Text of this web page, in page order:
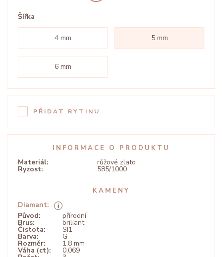
Šířka
4 mm 5 mm
6 mm
PŘIDAT RYTINU
INFORMACE O PRODUKTU
Materiál: růžové zlato
Ryzost: 585/1000
KAMENY
Diamant:
Původ:
přírodní
Brus: briliant
Čistota: SI1
Barva: G
Rozměr: 1,8 mm
Váha (ct): 0,069